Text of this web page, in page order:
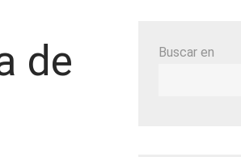
de
Buscar en